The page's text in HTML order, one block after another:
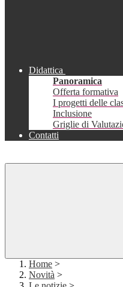
Didattica
Panoramica
Offerta formativa
I progetti delle
Inclusione
Griglie di
Contatti
Home >
Novità >